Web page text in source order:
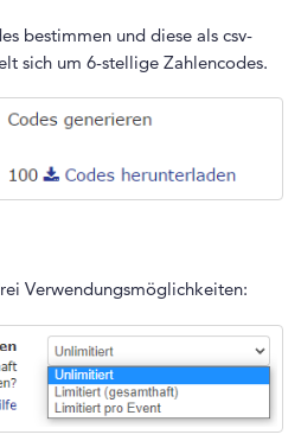
bestimmen und diese als csv-
sich um 6-stellige Zahlencodes.
Verwendungsmöglichkeiten: